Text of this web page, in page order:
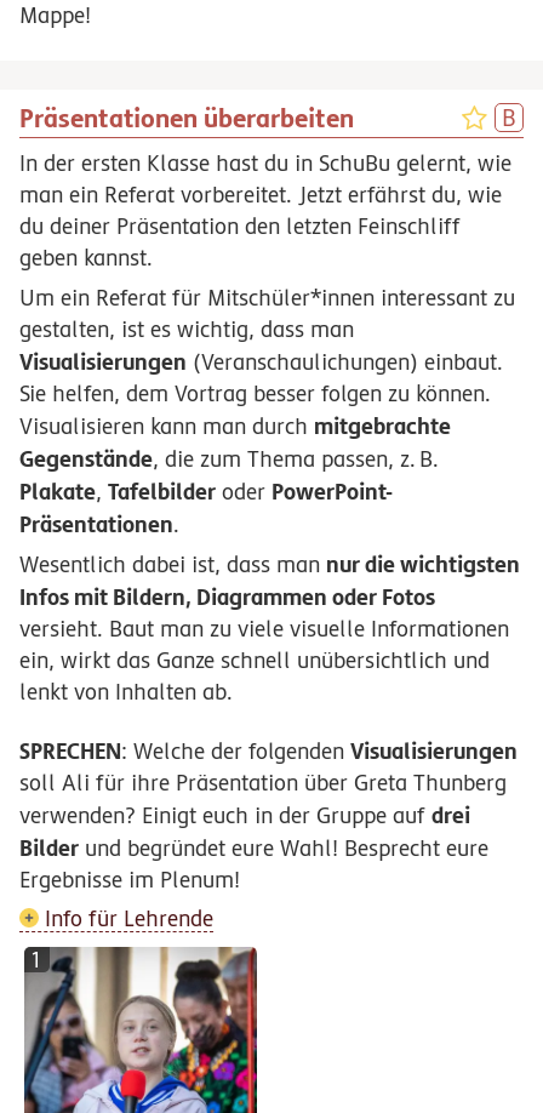
Mappe!
Präsentationen überarbeiten
In der ersten Klasse hast du in SchuBu gelernt, wie
man ein Referat vorbereitet. Jetzt erfährst du, wie
du deiner Präsentation den letzten Feinschliff
geben kannst.
Um ein Referat für Mitschüler*innen interessant zu
gestalten, ist es wichtig, dass man
Visualisierungen (Veranschaulichungen) einbaut.
Sie helfen, dem Vortrag besser folgen zu können.
Visualisieren kann man durch mitgebrachte
Gegenstände, die zum Thema passen, z. B.
Plakate, Tafelbilder oder PowerPoint-
Präsentationen.
Wesentlich dabei ist, dass man nur die wichtigsten
Infos mit Bildern, Diagrammen oder Fotos
versieht. Baut man zu viele visuelle Informationen
ein, wirkt das Ganze schnell unübersichtlich und
lenkt von Inhalten ab.
SPRECHEN: Welche der folgenden Visualisierungen
soll Ali für ihre Präsentation über Greta Thunberg
verwenden? Einigt euch in der Gruppe auf drei
Bilder und begründet eure Wahl! Besprecht eure
Ergebnisse im Plenum!
Info für Lehrende
1